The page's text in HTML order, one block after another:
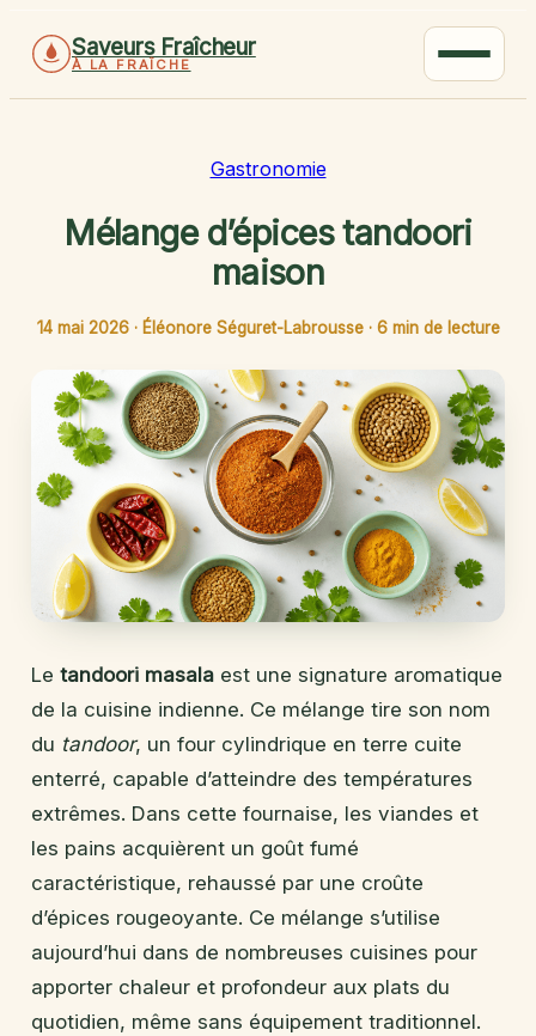
Saveurs Fraîcheur
À LA FRAÎCHE
Gastronomie
Mélange d’épices tandoori
maison
14 mai 2026 · Éléonore Séguret-Labrousse · 6 min de lecture
Le tandoori masala est une signature aromatique
de la cuisine indienne. Ce mélange tire son nom
du tandoor, un four cylindrique en terre cuite
enterré, capable d’atteindre des températures
extrêmes. Dans cette fournaise, les viandes et
les pains acquièrent un goût fumé
caractéristique, rehaussé par une croûte
d’épices rougeoyante. Ce mélange s’utilise
aujourd’hui dans de nombreuses cuisines pour
apporter chaleur et profondeur aux plats du
quotidien, même sans équipement traditionnel.